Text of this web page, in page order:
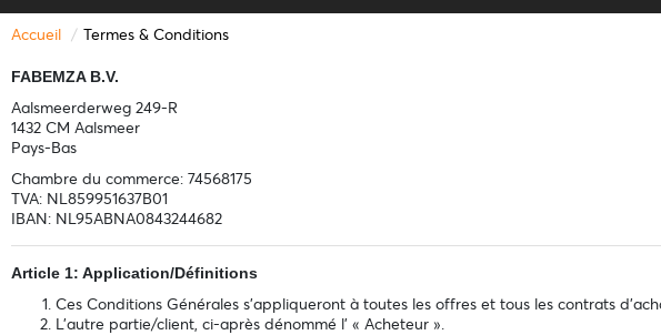
Accueil Termes & Conditions
FABEMZA B.V.
Aalsmeerderweg 249-R
1432 CM Aalsmeer
Pays-Bas
Chambre du commerce: 74568175
TVA: NL859951637B01
IBAN: NL95ABNA0843244682
Article 1: Application/Définitions
Ces Conditions Générales s'appliqueront à toutes les offres et tous les contrats
L’autre partie/client, ci-après dénommé l’ « Acheteur ».